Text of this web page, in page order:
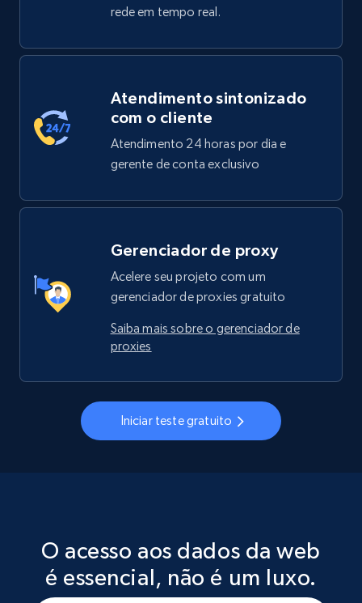
rede em tempo real.
Atendimento sintonizado
com o cliente
Atendimento 24 horas por dia e
gerente de conta exclusivo
Gerenciador de proxy
Acelere seu projeto com um
gerenciador de proxies gratuito
Saiba mais sobre o gerenciador de
proxies
Iniciar teste gratuito
O acesso aos dados da web
é essencial, não é um luxo.